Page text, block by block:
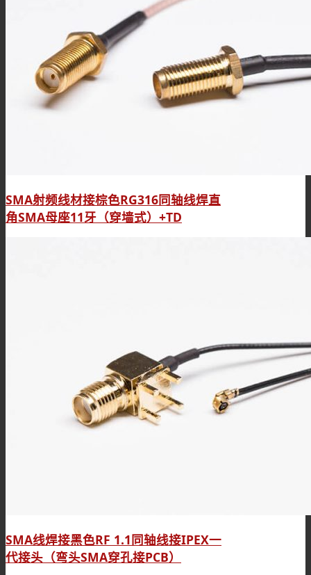
SMA射频线材接棕色RG316同轴线焊直
角SMA母座11牙（穿墙式）+TD
SMA线焊接黑色RF 1.1同轴线接IPEX一
代接头（弯头SMA穿孔接PCB）